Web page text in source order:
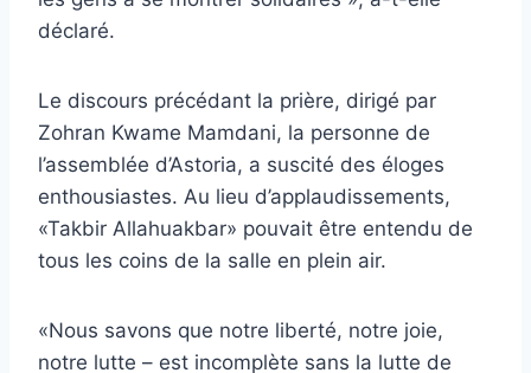
déclaré.
Le discours précédant la prière, dirigé par
Zohran Kwame Mamdani, la personne de
l’assemblée d’Astoria, a suscité des éloges
enthousiastes. Au lieu d’applaudissements,
«Takbir Allahuakbar» pouvait être entendu de
tous les coins de la salle en plein air.
«Nous savons que notre liberté, notre joie,
notre lutte – est incomplète sans la lutte de